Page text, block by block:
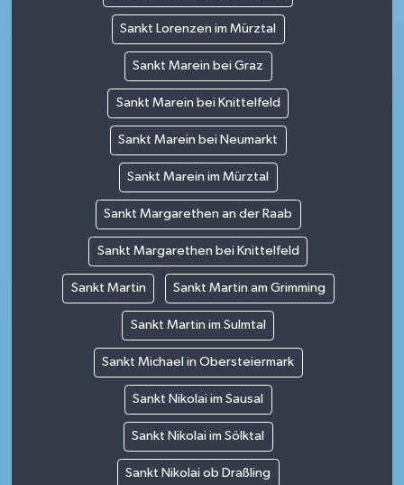
Sankt Lorenzen im Mürztal
Sankt Marein bei Graz
Sankt Marein bei Knittelfeld
Sankt Marein bei Neumarkt
Sankt Marein im Mürztal
Sankt Margarethen an der Raab
Sankt Margarethen bei Knittelfeld
Sankt Martin Sankt Martin am Grimming
Sankt Martin im Sulmtal
Sankt Michael in Obersteiermark
Sankt Nikolai im Sausal
Sankt Nikolai im Sölktal
Sankt Nikolai ob Draßling